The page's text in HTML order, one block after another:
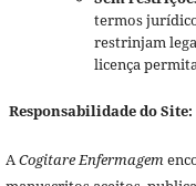
termos
restrinjam
licença
Responsabilidade do Site:
ACogitare Enfermagem